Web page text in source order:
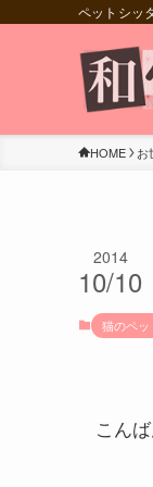
ペットシッ
HOME お
2014
10/10
猫のペッ
こんば